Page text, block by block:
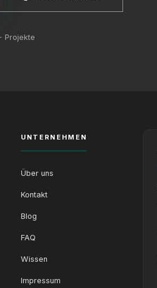
Projekte
UNTERNEHMEN
Über uns
Kontakt
Blog
FAQ
Wissen
Impressum